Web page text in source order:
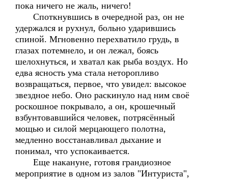
пока ничего не жаль, ничего!
Споткнувшись в очередной раз, он не
удержался и рухнул, больно ударившись
спиной. Мгновенно перехватило грудь, в
глазах потемнело, и он лежал, боясь
шелохнуться, и хватал как рыба воздух. Но
едва ясность ума стала неторопливо
возвращаться, первое, что увидел: высокое
звездное небо. Оно раскинуло над ним своё
роскошное покрывало, а он, крошечный
взбунтовавшийся человек, потрясённый
мощью и силой мерцающего полотна,
медленно восстанавливал дыхание и
понимал, что успокаивается.
Еще накануне, готовя грандиозное
мероприятие в одном из залов "Интуриста",